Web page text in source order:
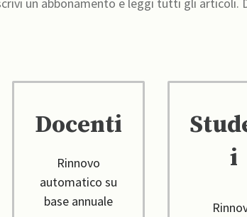
un abbonamento e leggi tutti gli articoli.
Docenti
Rinnovo
automatico su
base annuale
i